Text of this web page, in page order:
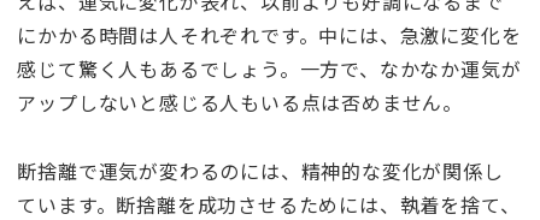
にかかる時間は人それぞれです。中には、急激に変化を
感じて驚く人もあるでしょう。一方で、なかなか運気が
アップしないと感じる人もいる点は否めません。
断捨離で運気が変わるのには、精神的な変化が関係し
ています。断捨離を成功させるためには、執着を捨て、